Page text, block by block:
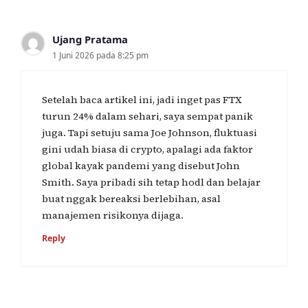
Ujang Pratama
1 Juni 2026 pada 8:25 pm
Setelah baca artikel ini, jadi inget pas FTX
turun 24% dalam sehari, saya sempat panik
juga. Tapi setuju sama Joe Johnson, fluktuasi
gini udah biasa di crypto, apalagi ada faktor
global kayak pandemi yang disebut John
Smith. Saya pribadi sih tetap hodl dan belajar
buat nggak bereaksi berlebihan, asal
manajemen risikonya dijaga.
Reply